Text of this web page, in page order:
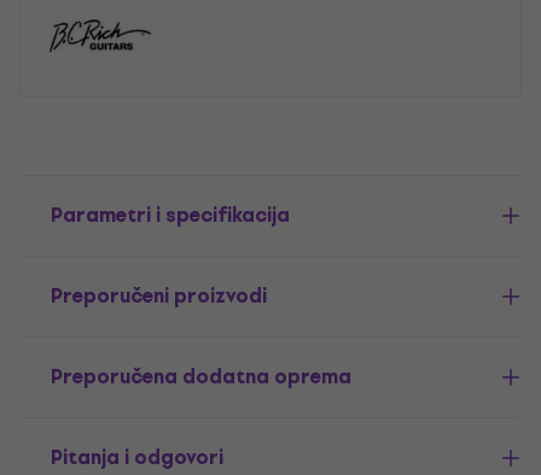
Parametri i specifikacija
Preporučeni proizvodi
Preporučena dodatna oprema
Pitanja i odgovori